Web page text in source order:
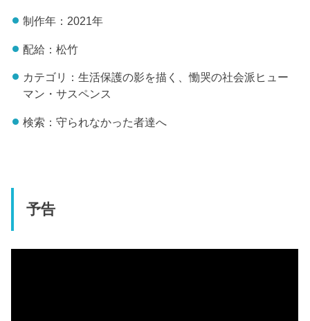
制作年：2021年
配給：松竹
カテゴリ：生活保護の影を描く、慟哭の社会派ヒュー
マン・サスペンス
検索：守られなかった者達へ
予告